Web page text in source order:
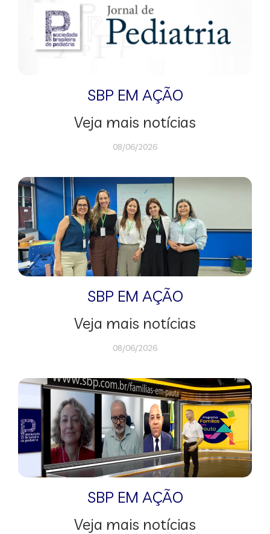
SBP EM AÇÃO
Veja mais notícias
08/06/2026
SBP EM AÇÃO
Veja mais notícias
08/06/2026
SBP EM AÇÃO
Veja mais notícias